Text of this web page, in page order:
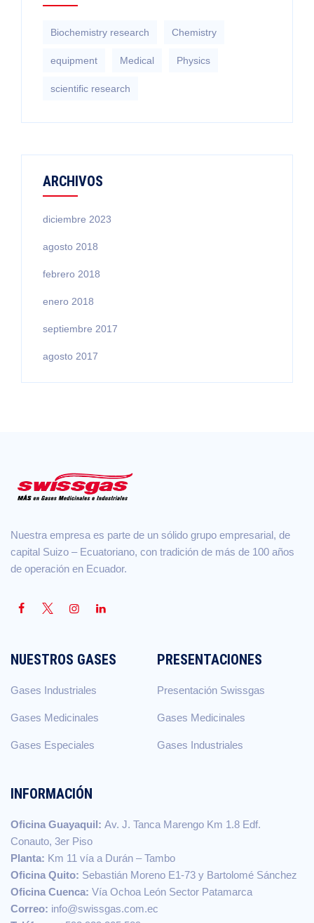
Biochemistry research Chemistry
equipment‎ Medical Physics
scientific research
ARCHIVOS
diciembre 2023
agosto 2018
febrero 2018
enero 2018
septiembre 2017
agosto 2017
Nuestra empresa es parte de un sólido grupo empresarial, de
capital Suizo – Ecuatoriano, con tradición de más de 100 años
de operación en Ecuador.
NUESTROS GASES
Gases Industriales
Gases Medicinales
Gases Especiales
PRESENTACIONES
Presentación Swissgas
Gases Medicinales
Gases Industriales
INFORMACIÓN
Oficina Guayaquil: Av. J. Tanca Marengo Km 1.8 Edf.
Conauto, 3er Piso
Planta: Km 11 vía a Durán – Tambo
Oficina Quito: Sebastián Moreno E1-73 y Bartolomé Sánchez
Oficina Cuenca: Vía Ochoa León Sector Patamarca
Correo: info@swissgas.com.ec